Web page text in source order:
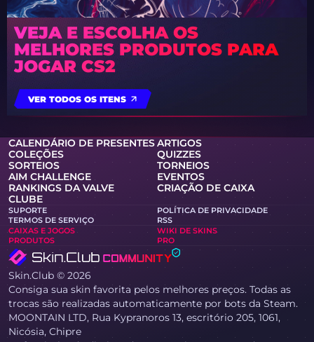
VEJA E ESCOLHA OS
MELHORES PRODUTOS PARA
JOGAR CS2
VER TODOS OS ITENS
CALENDÁRIO DE PRESENTESARTIGOS
COLEÇÕES
QUIZZES
SORTEIOS
TORNEIOS
AIM CHALLENGE
EVENTOS
RANKINGS DA VALVE
CRIAÇÃO DE CAIXA
CLUBE
SUPORTE
POLÍTICA DE PRIVACIDADE
TERMOS DE SERVIÇO
RSS
CAIXAS E JOGOS
WIKI DE SKINS
PRODUTOS
PRO
Skin.Club © 2026
Consiga sua skin favorita pelos melhores preços. Todas as
trocas são realizadas automaticamente por bots da Steam.
MOONTAIN LTD, Rua Kypranoros 13, escritório 205, 1061,
Nicósia, Chipre